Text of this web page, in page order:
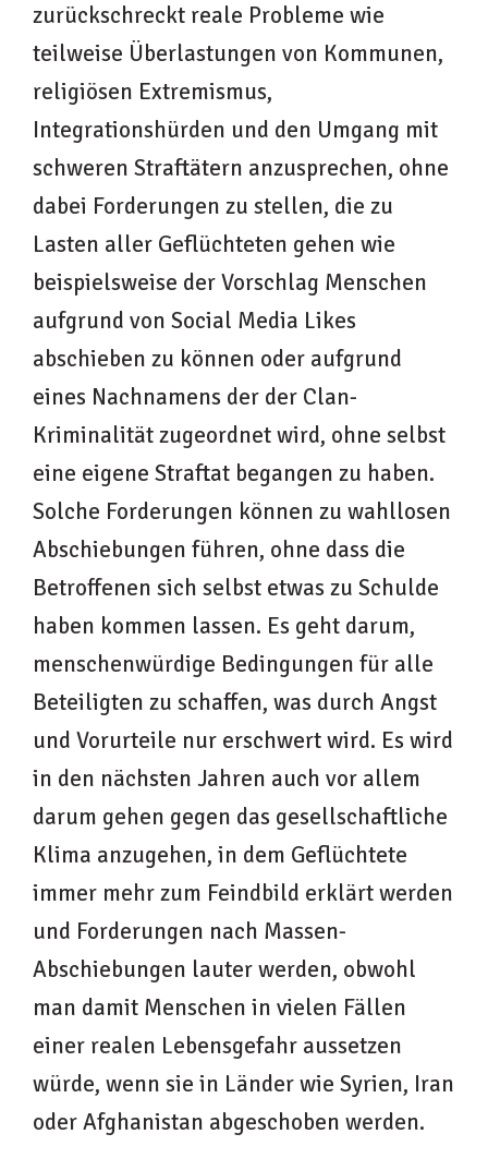
zurückschreckt reale Probleme wie
teilweise Überlastungen von Kommunen,
religiösen Extremismus,
Integrationshürden und den Umgang mit
schweren Straftätern anzusprechen, ohne
dabei Forderungen zu stellen, die zu
Lasten aller Geflüchteten gehen wie
beispielsweise der Vorschlag Menschen
aufgrund von Social Media Likes
abschieben zu können oder aufgrund
eines Nachnamens der der Clan-
Kriminalität zugeordnet wird, ohne selbst
eine eigene Straftat begangen zu haben.
Solche Forderungen können zu wahllosen
Abschiebungen führen, ohne dass die
Betroffenen sich selbst etwas zu Schulde
haben kommen lassen. Es geht darum,
menschenwürdige Bedingungen für alle
Beteiligten zu schaffen, was durch Angst
und Vorurteile nur erschwert wird. Es wird
in den nächsten Jahren auch vor allem
darum gehen gegen das gesellschaftliche
Klima anzugehen, in dem Geflüchtete
immer mehr zum Feindbild erklärt werden
und Forderungen nach Massen-
Abschiebungen lauter werden, obwohl
man damit Menschen in vielen Fällen
einer realen Lebensgefahr aussetzen
würde, wenn sie in Länder wie Syrien, Iran
oder Afghanistan abgeschoben werden.